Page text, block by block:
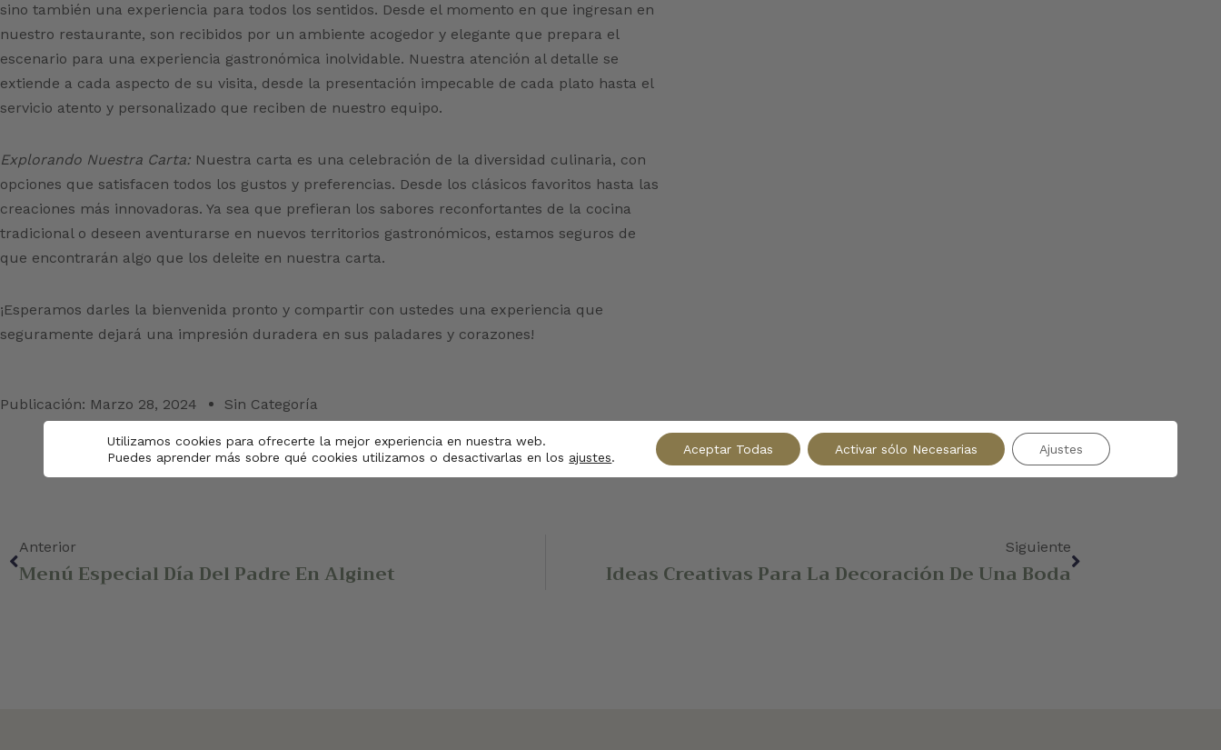
sino también una experiencia para todos los sentidos. Desde el momento en que ingresan en
nuestro restaurante, son recibidos por un ambiente acogedor y elegante que prepara el
escenario para una experiencia gastronómica inolvidable. Nuestra atención al detalle se
extiende a cada aspecto de su visita, desde la presentación impecable de cada plato hasta el
servicio atento y personalizado que reciben de nuestro equipo.
Explorando Nuestra Carta: Nuestra carta es una celebración de la diversidad culinaria, con
opciones que satisfacen todos los gustos y preferencias. Desde los clásicos favoritos hasta las
creaciones más innovadoras. Ya sea que prefieran los sabores reconfortantes de la cocina
tradicional o deseen aventurarse en nuevos territorios gastronómicos, estamos seguros de
que encontrarán algo que los deleite en nuestra carta.
¡Esperamos darles la bienvenida pronto y compartir con ustedes una experiencia que
seguramente dejará una impresión duradera en sus paladares y corazones!
Publicación: Marzo 28, 2024 Sin Categoría
Anterior
Menú Especial Día Del Padre En Alginet
Siguiente
Ideas Creativas Para La Decoración De Una Boda
Utilizamos cookies para ofrecerte la mejor experiencia en nuestra web.
Puedes aprender más sobre qué cookies utilizamos o desactivarlas en los ajustes.
Aceptar Todas Activar sólo Necesarias Ajustes